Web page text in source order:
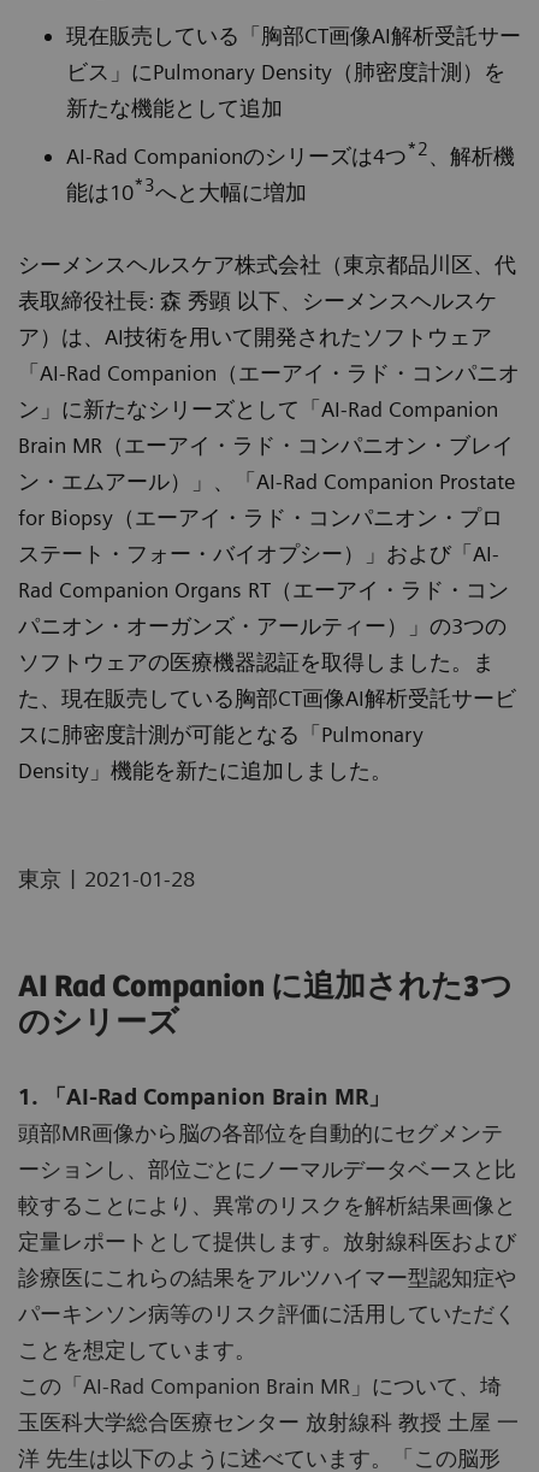
現在販売している「胸部CT画像AI解析受託サー
ビス」にPulmonary Density（肺密度計測）を
新たな機能として追加
AI-Rad Companionのシリーズは4つ*2、解析機
能は10*3へと大幅に増加
シーメンスヘルスケア株式会社（東京都品川区、代
表取締役社長: 森 秀顕 以下、シーメンスヘルスケ
ア）は、AI技術を用いて開発されたソフトウェア
「AI-Rad Companion（エーアイ・ラド・コンパニオ
ン」に新たなシリーズとして「AI-Rad Companion
Brain MR（エーアイ・ラド・コンパニオン・ブレイ
ン・エムアール）」、「AI-Rad Companion Prostate
for Biopsy（エーアイ・ラド・コンパニオン・プロ
ステート・フォー・バイオプシー）」および「AI-
Rad Companion Organs RT（エーアイ・ラド・コン
パニオン・オーガンズ・アールティー）」の3つの
ソフトウェアの医療機器認証を取得しました。ま
た、現在販売している胸部CT画像AI解析受託サービ
スに肺密度計測が可能となる「Pulmonary
Density」機能を新たに追加しました。
東京 | 2021-01-28
AI Rad Companion に追加された3つ
のシリーズ
1. 「AI-Rad Companion Brain MR」
頭部MR画像から脳の各部位を自動的にセグメンテ
ーションし、部位ごとにノーマルデータベースと比
較することにより、異常のリスクを解析結果画像と
定量レポートとして提供します。放射線科医および
診療医にこれらの結果をアルツハイマー型認知症や
パーキンソン病等のリスク評価に活用していただく
ことを想定しています。
この「AI-Rad Companion Brain MR」について、埼
玉医科大学総合医療センター 放射線科 教授 土屋 一
洋 先生は以下のように述べています。「この脳形